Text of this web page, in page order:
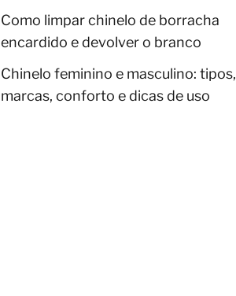
Como limpar chinelo de borracha
encardido e devolver o branco
Chinelo feminino e masculino: tipos,
marcas, conforto e dicas de uso